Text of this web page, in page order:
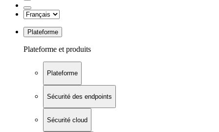
Plateforme
Plateforme et produits
Plateforme
Sécurité des endpoints
Sécurité cloud